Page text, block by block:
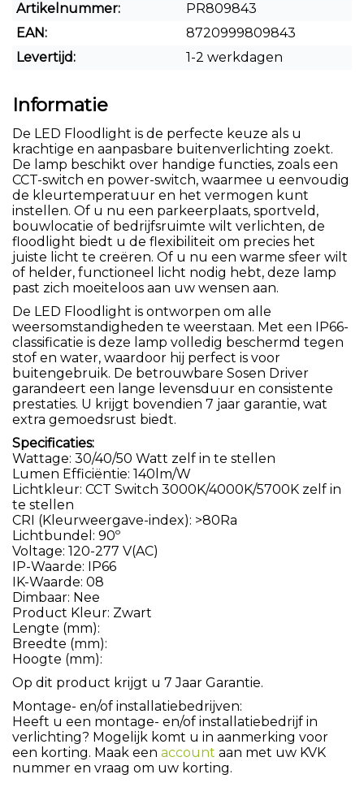
Artikelnummer:
PR809843
EAN:
8720999809843
Levertijd:
1-2 werkdagen
Informatie
De LED Floodlight is de perfecte keuze als u
krachtige en aanpasbare buitenverlichting zoekt.
De lamp beschikt over handige functies, zoals een
CCT-switch en power-switch, waarmee u eenvoudig
de kleurtemperatuur en het vermogen kunt
instellen. Of u nu een parkeerplaats, sportveld,
bouwlocatie of bedrijfsruimte wilt verlichten, de
floodlight biedt u de flexibiliteit om precies het
juiste licht te creëren. Of u nu een warme sfeer wilt
of helder, functioneel licht nodig hebt, deze lamp
past zich moeiteloos aan uw wensen aan.
De LED Floodlight is ontworpen om alle
weersomstandigheden te weerstaan. Met een IP66-
classificatie is deze lamp volledig beschermd tegen
stof en water, waardoor hij perfect is voor
buitengebruik. De betrouwbare Sosen Driver
garandeert een lange levensduur en consistente
prestaties. U krijgt bovendien 7 jaar garantie, wat
extra gemoedsrust biedt.
Specificaties:
Wattage: 30/40/50 Watt zelf in te stellen
Lumen Efficiëntie: 140lm/W
Lichtkleur: CCT Switch 3000K/4000K/5700K zelf in
te stellen
CRI (Kleurweergave-index): >80Ra
Lichtbundel: 90º
Voltage: 120-277 V(AC)
IP-Waarde: IP66
IK-Waarde: 08
Dimbaar: Nee
Product Kleur: Zwart
Lengte (mm):
Breedte (mm):
Hoogte (mm):
Op dit product krijgt u 7 Jaar Garantie.
Montage- en/of installatiebedrijven:
Heeft u een montage- en/of installatiebedrijf in
verlichting? Mogelijk komt u in aanmerking voor
een korting. Maak een account aan met uw KVK
nummer en vraag om uw korting.